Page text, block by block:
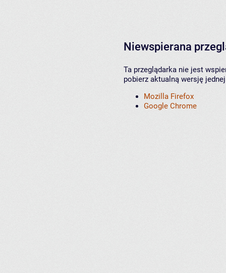
Niewspierana
Ta przeglądarka nie jest
pobierz aktualną wersję
Mozilla Firefox
Google Chrome